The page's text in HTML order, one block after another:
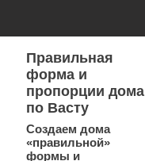
Правильная
форма и
пропорции дома
по Васту
Создаем дома
«правильной»
формы и